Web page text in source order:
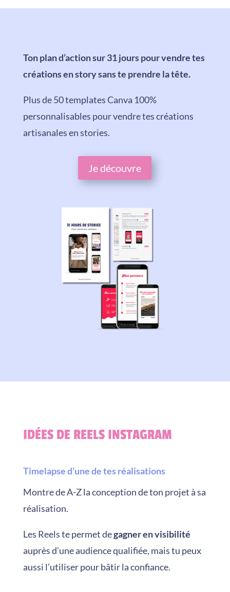
Ton plan d’action sur 31 jours pour vendre tes
créations en story sans te prendre la tête.
Plus de 50 templates Canva 100%
personnalisables pour vendre tes créations
artisanales en stories.
Je découvre
IDÉES DE REELS INSTAGRAM
Timelapse d’une de tes réalisations
Montre de A-Z la conception de ton projet à sa
réalisation.
Les Reels te permet degagner en visibilité
auprès d’une audience qualifiée, mais tu peux
aussi l’utiliser pour bâtir la confiance.